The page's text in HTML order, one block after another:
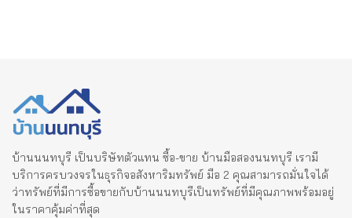
บ้านนนทบุรี เป็นบริษัทตัวแทน ซื้อ-ขาย บ้านมือสองนนทบุรี เรามี
บริการครบวงจรในธุรกิจอสังหาริมทรัพย์ มือ 2 คุณสามารถมั่นใจได้
ว่าทรัพย์ที่มีการซื้อขายกับบ้านนนทบุรีเป็นทรัพย์ที่มีคุณภาพพร้อมอยู่
ในราคาคุ้มค่าที่สุด